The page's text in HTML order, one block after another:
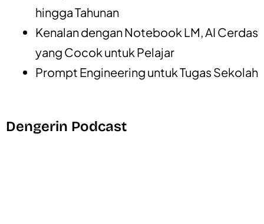
hingga Tahunan
Kenalan dengan Notebook LM, AI Cerdas
yang Cocok untuk Pelajar
Prompt Engineering untuk Tugas Sekolah
Dengerin Podcast